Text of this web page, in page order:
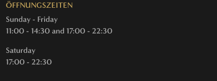
ÖFFNUNGSZEITEN
Sunday - Friday
11:00 - 14:30 and 17:00 - 22:30
Saturday
17:00 - 22:30